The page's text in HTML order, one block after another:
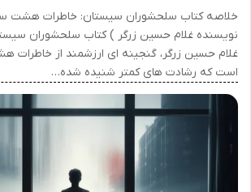
خلاصه کتاب سلحشوران سیستان: خاطرات هشت
نویسنده غلام حسین زرگر ) کتاب سلحشوران
غلام حسین زرگر، گنجینه ای ارزشمند از
است که رشادت های کمتر شنیده شده…